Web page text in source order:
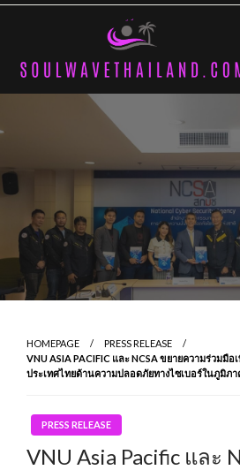
Skip
HOMEPAGE
PRESS RELEASE
VNU ASIA PACIFIC และ NCSA ขยายความร่วมมื
ประเทศไทยด้านความปลอดภัยทางไซเบอร์ในภูมิภา
PRESS RELEASE
VNU Asia Pacific และ